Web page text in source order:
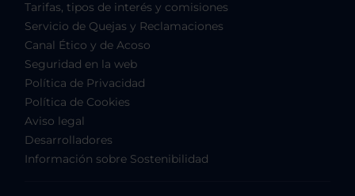
Tarifas, tipos de interés y comisiones
Servicio de Quejas y Reclamaciones
Canal Ético y de Acoso
Seguridad en la web
Política de Privacidad
Política de Cookies
Aviso legal
Desarrolladores
Información sobre Sostenibilidad